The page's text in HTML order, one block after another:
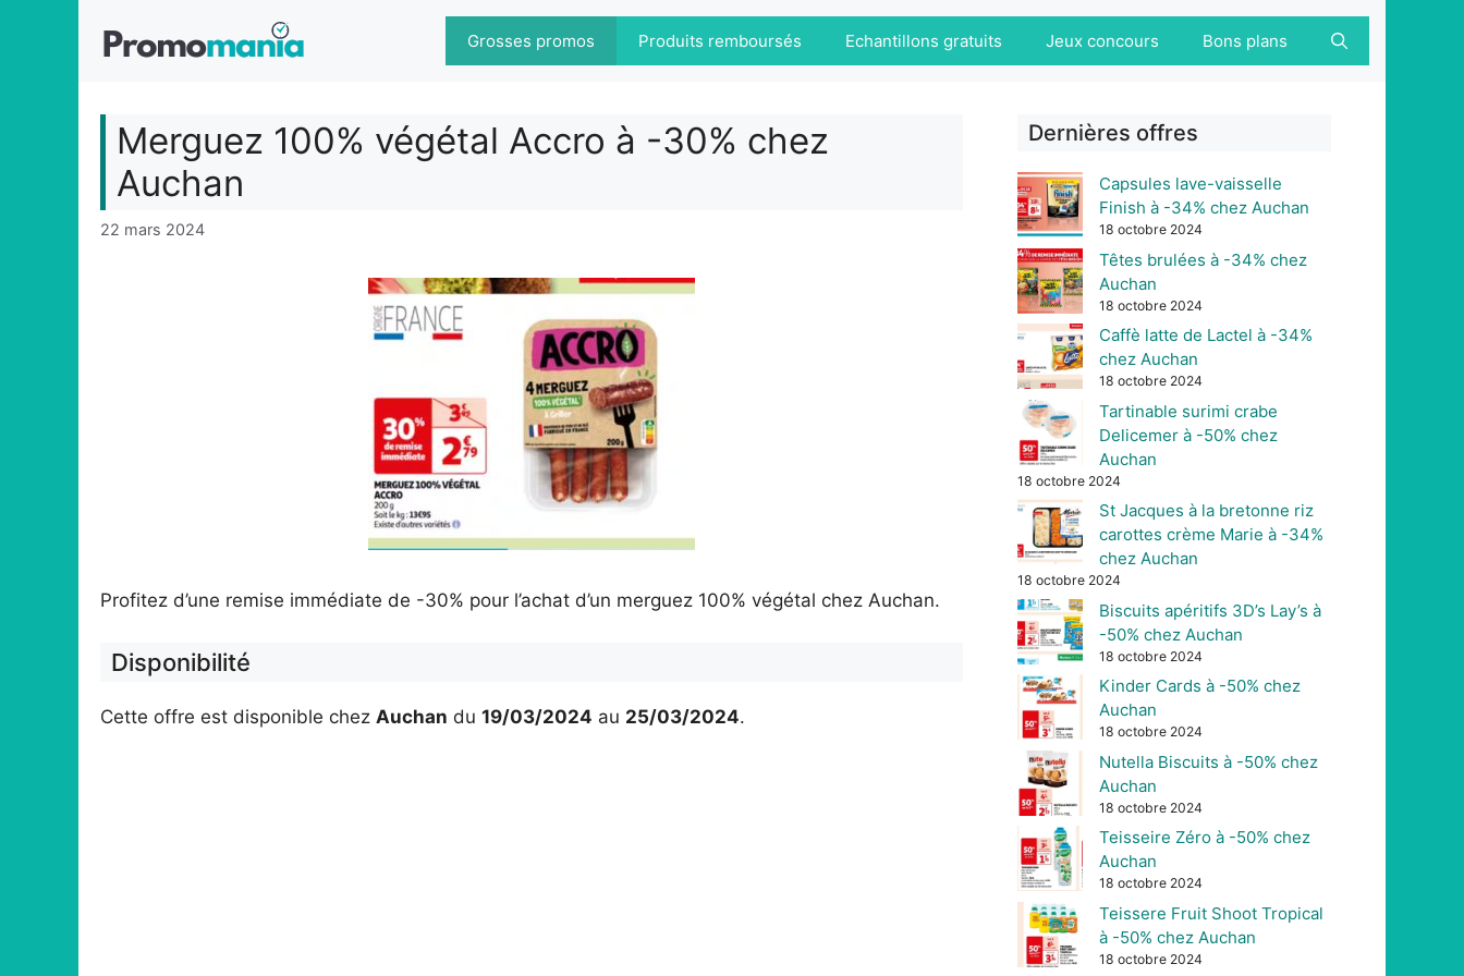
Grosses promos Produits remboursés Echantillons gratuits Jeux concours Bons plans
Merguez 100% végétal Accro à -30% chez
Auchan
22 mars 2024
Profitez d’une remise immédiate de -30% pour l’achat d’un merguez 100% végétal chez Auchan.
Disponibilité
Cette offre est disponible chez Auchan du 19/03/2024 au 25/03/2024.
Dernières offres
Capsules lave-vaisselle
Finish à -34% chez Auchan
18 octobre 2024
Têtes brulées à -34% chez
Auchan
18 octobre 2024
Caffè latte de Lactel à -34%
chez Auchan
18 octobre 2024
Tartinable surimi crabe
Delicemer à -50% chez
Auchan
18 octobre 2024
St Jacques à la bretonne riz
carottes crème Marie à -34%
chez Auchan
18 octobre 2024
Biscuits apéritifs 3D’s Lay’s à
-50% chez Auchan
18 octobre 2024
Kinder Cards à -50% chez
Auchan
18 octobre 2024
Nutella Biscuits à -50% chez
Auchan
18 octobre 2024
Teisseire Zéro à -50% chez
Auchan
18 octobre 2024
Teissere Fruit Shoot Tropical
à -50% chez Auchan
18 octobre 2024